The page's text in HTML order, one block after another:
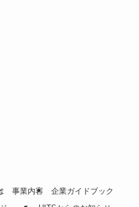
事業内容
企業ガイドブック